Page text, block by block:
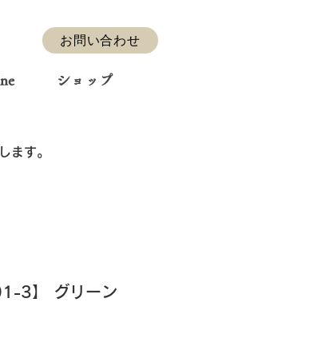
お問い合わせ
ショップ
ます。
3】 グリーン